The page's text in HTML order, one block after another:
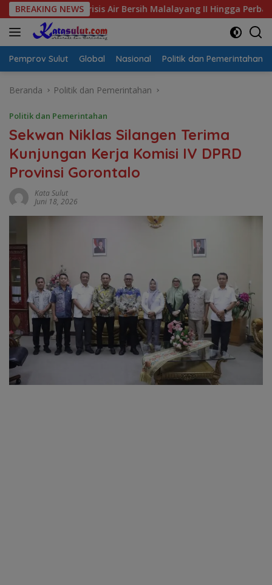
Langsung
ke
konten
BREAKING NEWS
Krisis Air Bersih Malalayang II Hingga Perbaikan
Pemprov Sulut Global Nasional Politik dan Pemerintahan
Beranda Politik dan Pemerintahan
Politik dan Pemerintahan
Sekwan Niklas Silangen Terima
Kunjungan Kerja Komisi IV DPRD
Provinsi Gorontalo
Kata Sulut
Juni 18, 2026